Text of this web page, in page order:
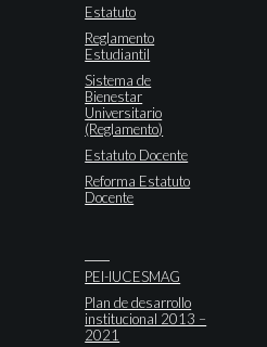
Estatuto
Reglamento
Estudiantil
Sistema de
Bienestar
Universitario
(Reglamento)
Estatuto Docente
Reforma Estatuto
Docente
PEI-IUCESMAG
Plan de desarrollo
institucional 2013 –
2021